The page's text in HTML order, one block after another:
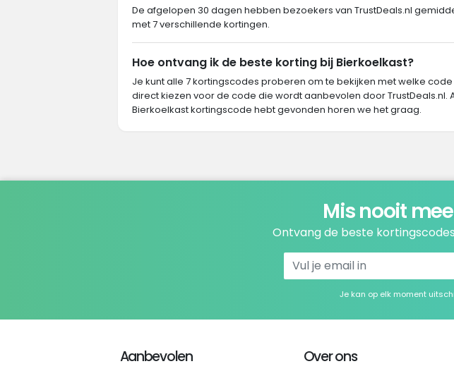
De afgelopen 30 dagen hebben bezoekers van TrustDeals.nl
met 7 verschillende kortingen.
Hoe ontvang ik de beste korting bij Bierkoelkast?
Je kunt alle 7 kortingscodes proberen om te bekijken met welke
direct kiezen voor de code die wordt aanbevolen door TrustDeals.nl.
Bierkoelkast kortingscode hebt gevonden horen we het graag.
Mis nooit
Ontvang de beste
Je kan op elk moment
Aanbevolen Over ons